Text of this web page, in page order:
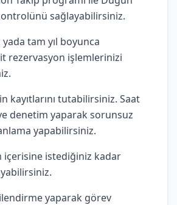
sağlayabilirsiniz.
yada tam yıl boyunca
rezervasyon işlemlerinizi
kayıtlarını tutabilirsiniz. Saat
denetim yaparak sorunsuz
yapabilirsiniz.
içerisine istediğiniz kadar
yaparak görev